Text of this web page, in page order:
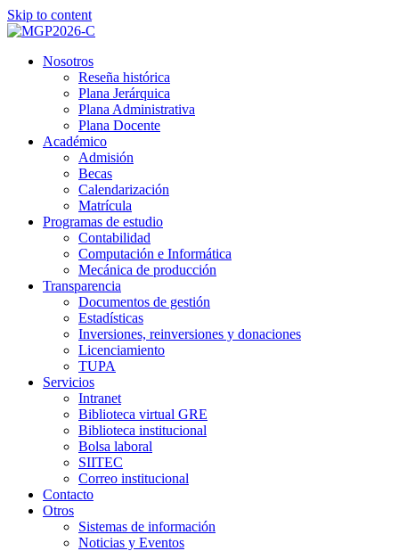
Skip to content
Nosotros
Reseña histórica
Plana Jerárquica
Plana Administrativa
Plana Docente
Académico
Admisión
Becas
Calendarización
Matrícula
Programas de estudio
Contabilidad
Computación e Informática
Mecánica de producción
Transparencia
Documentos de gestión
Estadísticas
Inversiones, reinversiones y donaciones
Licenciamiento
TUPA
Servicios
Intranet
Biblioteca virtual GRE
Biblioteca institucional
Bolsa laboral
SIITEC
Correo institucional
Contacto
Otros
Sistemas de información
Noticias y Eventos